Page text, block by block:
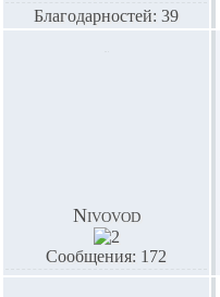
Благодарностей: 39
Nivovod
Сообщения: 172